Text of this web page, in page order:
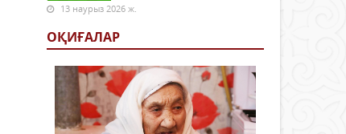
13 наурыз 2026 ж.
ОҚИҒАЛАР